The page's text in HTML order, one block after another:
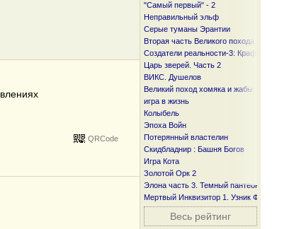
QRCode
"Самый первый" - 2
Неправильный эльф
Серые туманы Эрантии
Вторая часть Великого похода. От
Создатели реальности-3: Крафтер
Царь зверей. Часть 2
ВИКС. Душелов
Великий поход хомяка и жабы
игра в жизнь
Колыбель
Эпоха Войн
Потерянный властелин
Скидбладнир : Башня Богов
Игра Кота
Золотой Орк 2
Элона часть 3. Темный пантеон
Мертвый Инквизитор 1. Узник Фанмира
Весь рейтинг